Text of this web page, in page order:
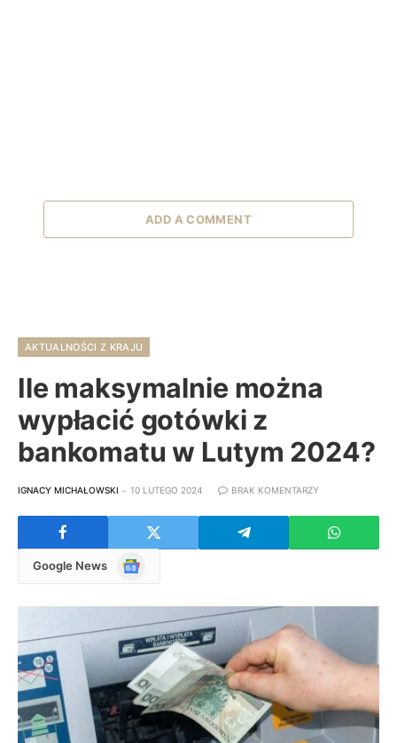
ADD A COMMENT
AKTUALNOŚCI Z KRAJU
Ile maksymalnie można
wypłacić gotówki z
bankomatu w Lutym 2024?
IGNACY MICHAŁOWSKI 10 LUTEGO 2024 BRAK KOMENTARZY
Google News
Google